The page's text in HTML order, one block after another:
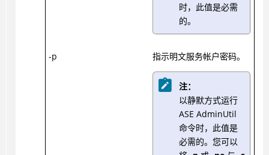
时，此值是必需
的。
-p 指示明文服务帐户密码。
注：
以静默方式运行
ASE AdminUtil
命令时，此值是
必需的。您可以